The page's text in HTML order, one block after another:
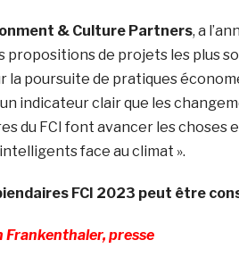
& Culture Partners, a
propositions de projets les plus
la poursuite de pratiques
indicateur clair que les
du FCI font avancer les choses
face au climat ».
FCI 2023 peut être
Frankenthaler, presse